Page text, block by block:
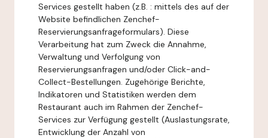
Services gestellt haben (z.B. : mittels des auf der
Website befindlichen Zenchef-
Reservierungsanfrageformulars). Diese
Verarbeitung hat zum Zweck die Annahme,
Verwaltung und Verfolgung von
Reservierungsanfragen und/oder Click-and-
Collect-Bestellungen. Zugehörige Berichte,
Indikatoren und Statistiken werden dem
Restaurant auch im Rahmen der Zenchef-
Services zur Verfügung gestellt (Auslastungsrate,
Entwicklung der Anzahl von